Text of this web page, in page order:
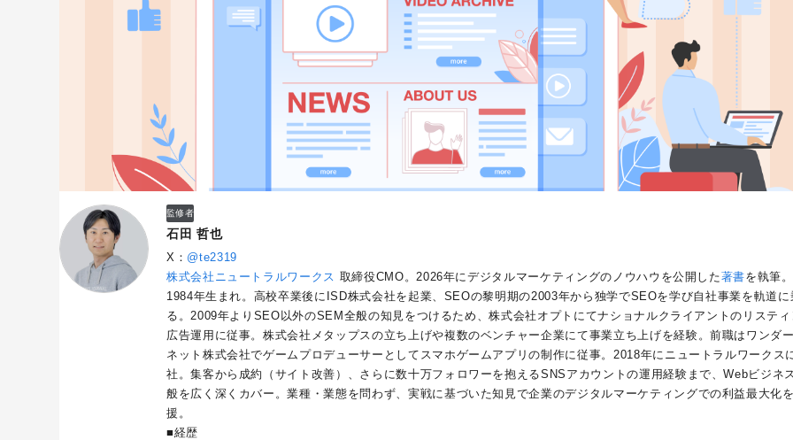
監修者
石田 哲也
X： @te2319
株式会社ニュートラルワークス 取締役CMO。2026年にデジタルマーケティングのノウハウを公開した著書を執筆。
1984年生まれ。高校卒業後にISD株式会社を起業、SEOの黎明期の2003年から独学でSEOを学び自社事業を軌道に
る。2009年よりSEO以外のSEM全般の知見をつけるため、株式会社オプトにてナショナルクライアントのリステ
広告運用に従事。株式会社メタップスの立ち上げや複数のベンチャー企業にて事業立ち上げを経験。前職はワンダ
ネット株式会社でゲームプロデューサーとしてスマホゲームアプリの制作に従事。2018年にニュートラルワークス
社。集客から成約（サイト改善）、さらに数十万フォロワーを抱えるSNSアカウントの運用経験まで、Webビジネ
般を広く深くカバー。業種・業態を問わず、実戦に基づいた知見で企業のデジタルマーケティングでの利益最大化
援。
■経歴